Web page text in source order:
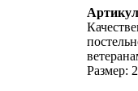
Размер: